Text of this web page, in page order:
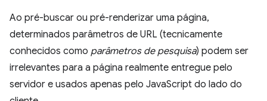
Ao pré-buscar ou pré-renderizar uma página,
determinados parâmetros de URL (tecnicamente
conhecidos como parâmetros de pesquisa) podem ser
irrelevantes para a página realmente entregue pelo
servidor e usados apenas pelo JavaScript do lado do